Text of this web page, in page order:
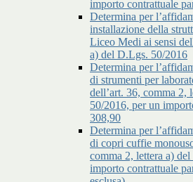
importo contrattuale
Determina per
installazione della
Liceo Medi ai sensi
a) del D.Lgs. 50/2016
Determina per
di strumenti per
dell’art. 36, comma 2,
50/2016, per un
308,90
Determina per
di copri cuffie
comma 2, lettera a)
importo contrattuale